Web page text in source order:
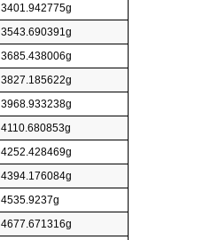
3401.942775g
3543.690391g
3685.438006g
3827.185622g
3968.933238g
4110.680853g
4252.428469g
4394.176084g
4535.9237g
4677.671316g